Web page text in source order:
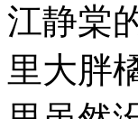
江静棠
里大胖